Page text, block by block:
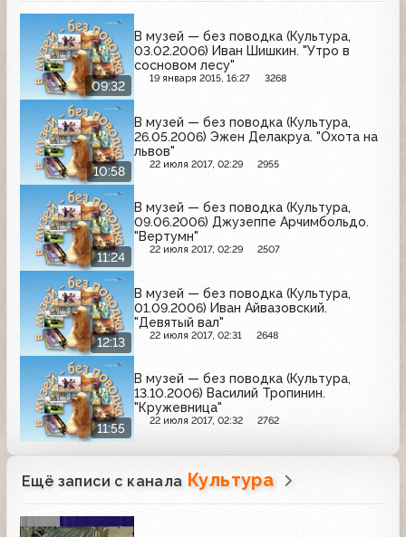
09:32
В музей — без поводка (Культура,
03.02.2006) Иван Шишкин. "Утро в
сосновом лесу"
19 января 2015, 16:27 3268
10:58
В музей — без поводка (Культура,
26.05.2006) Эжен Делакруа. "Охота на
львов"
22 июля 2017, 02:29 2955
11:24
В музей — без поводка (Культура,
09.06.2006) Джузеппе Арчимбольдо.
"Вертумн"
22 июля 2017, 02:29 2507
12:13
В музей — без поводка (Культура,
01.09.2006) Иван Айвазовский.
"Девятый вал"
22 июля 2017, 02:31 2648
11:55
В музей — без поводка (Культура,
13.10.2006) Василий Тропинин.
"Кружевница"
22 июля 2017, 02:32 2762
Ещё записи с канала Культура